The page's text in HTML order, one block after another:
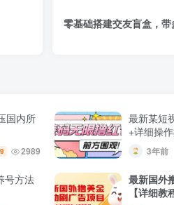
零基础搭建交友盲盒，
国内所
2989
最新某短
+详细操作
3年前
号方法
最新国外
【详细教